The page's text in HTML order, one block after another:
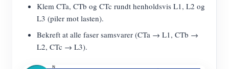
Klem CTa, CTb og CTc rundt henholdsvis L1, L2 og
L3 (piler mot lasten).
Bekreft at alle faser samsvarer (CTa → L1, CTb →
L2, CTc → L3).